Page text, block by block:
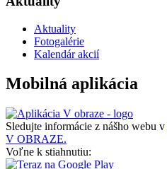
Aktuality
Fotogalérie
Kalendár akcií
Mobilná aplikácia
Sledujte informácie z nášho webu v
V OBRAZE.
Voľne k stiahnutiu: